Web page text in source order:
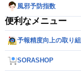
風邪予防指数
便利なメニュー
予報精度向上の取り
SORASHOP